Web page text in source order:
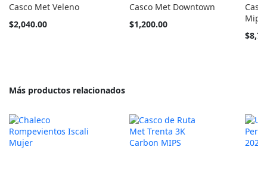
Casco Met Veleno
Tan
$2,040.00
Casco Met Downtown
Tan
$1,200.00
Mips
Tan
Más productos relacionados